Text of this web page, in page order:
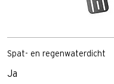
Spat- en regenwaterdicht
Ja